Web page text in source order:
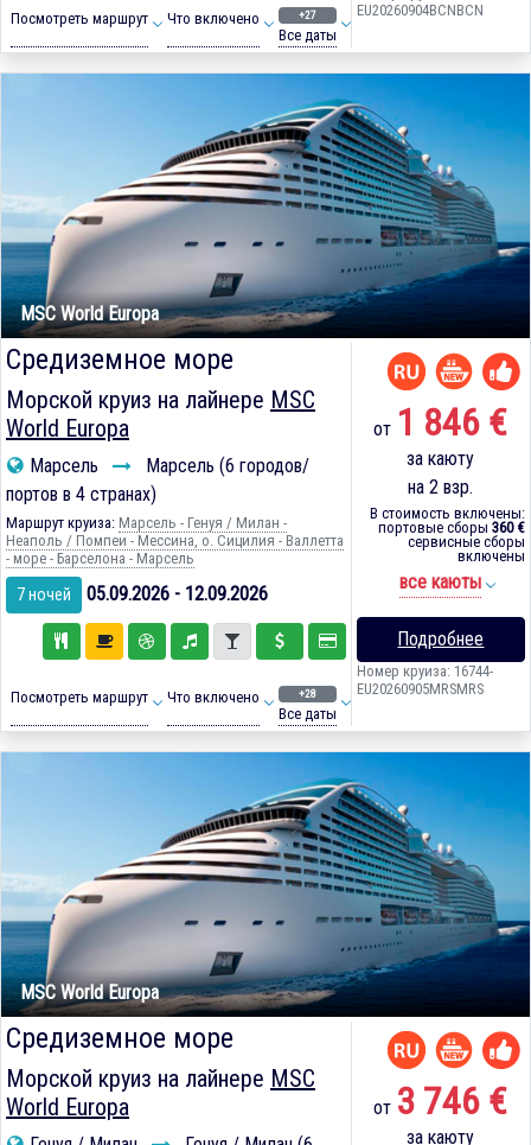
Посмотреть маршрут Что включено +27
Все даты
EU20260904BCNBCN
MSC World Europa
Средиземное море
Морской круиз на лайнере MSC
World Europa
Марсель
Марсель (6 городов/
портов в 4 странах)
Маршрут круиза: Марсель - Генуя / Милан -
Неаполь / Помпеи - Мессина, о. Сицилия - Валлетта
- море - Барселона - Марсель
7 ночей 05.09.2026 - 12.09.2026
Посмотреть маршрут Что включено +28
Все даты
от 1 846 €
за каюту
на 2 взр.
В стоимость включены:
портовые сборы 360 €
сервисные сборы
включены
все каюты
Подробнее
Номер круиза: 16744-
EU20260905MRSMRS
MSC World Europa
Средиземное море
Морской круиз на лайнере MSC
World Europa
от 3 746 €
за каюту